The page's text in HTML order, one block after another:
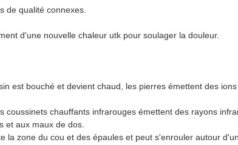
de qualité connexes.
d'une nouvelle chaleur utk pour soulager la douleur.
est bouché et devient chaud, les pierres émettent des
coussinets chauffants infrarouges émettent des rayons
et aux maux de dos.
la zone du cou et des épaules et peut s'enrouler autour